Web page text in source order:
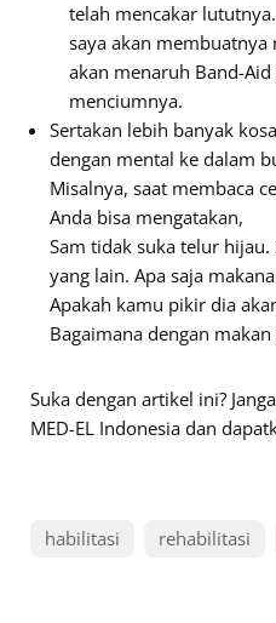
telah mencakar
saya akan membuatnya
akan menaruh Band-
menciumnya.
Sertakan lebih banyak
dengan mental ke dalam
Misalnya, saat membaca
Anda bisa mengatakan,
Sam tidak suka telur
yang lain. Apa saja
Apakah kamu pikir dia
Bagaimana dengan
Suka dengan artikel ini?
MED-EL Indonesia dan
habilitasi rehabilitasi